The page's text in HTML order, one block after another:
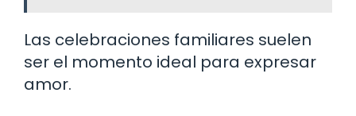
Las celebraciones familiares suelen
ser el momento ideal para expresar
amor.